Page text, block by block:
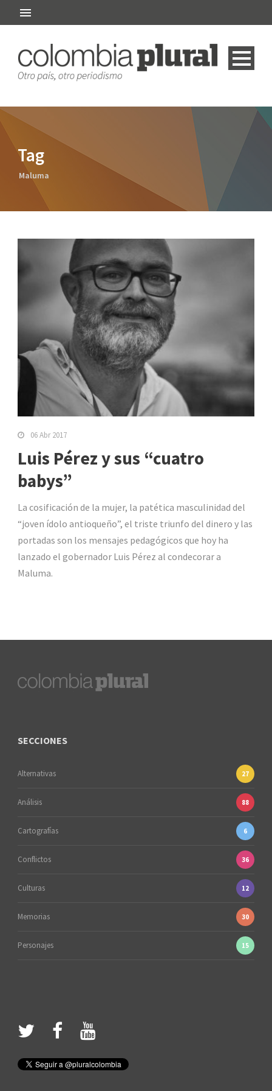
Tag
Maluma
06 Abr 2017
Luis Pérez y sus “cuatro
babys”
La cosificación de la mujer, la patética masculinidad del
“joven ídolo antioqueño”, el triste triunfo del dinero y las
portadas son los mensajes pedagógicos que hoy ha
lanzado el gobernador Luis Pérez al condecorar a
Maluma.
SECCIONES
Alternativas 27
Análisis 88
Cartografías 6
Conflictos 36
Culturas 12
Memorias 30
Personajes 15